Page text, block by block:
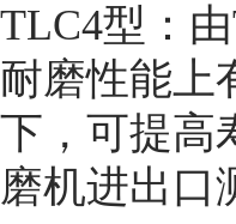
TLC4型：
耐磨性能上
下，可提高
磨机进出口